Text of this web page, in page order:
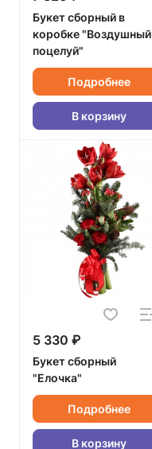
Букет сборный в
коробке "Воздушный
поцелуй"
Подробнее
В корзину
5 330 ₽
Букет сборный
"Елочка"
Подробнее
В корзину